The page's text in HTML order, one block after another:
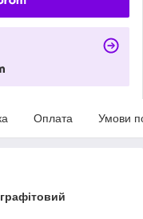
Оплата Умови